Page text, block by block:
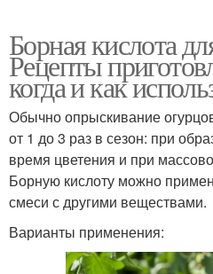
Кислоты в
цветоводстве
Кислоты в чайной
ложке
Кислота в ухо
Борная кислота
Рецепты
когда и как
Обычно опрыскивание
от 1 до 3 раз в сезон: при
время цветения и при
Борную кислоту можно
смеси с другими веществами.
Варианты применения: